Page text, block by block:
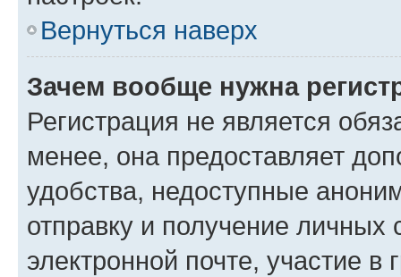
Вернуться наверх
Зачем вообще нужна
Регистрация не является
менее, она предоставляет
удобства, недоступные
отправку и получение
электронной почте, участие в